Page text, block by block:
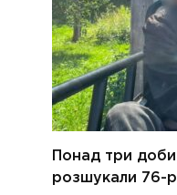
Понад три доби
розшукали 76-